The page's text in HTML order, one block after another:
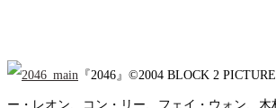
『2046』©2004 BLOCK 2
ー・レオン、コン・リー、フェイ・ウォン、